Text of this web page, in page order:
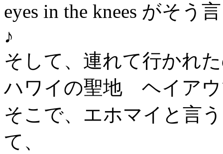
eyes in the knees がそう
♪
そして、連れて行かれ
ハワイの聖地 ヘイアウ
そこで、エホマイと言
て、